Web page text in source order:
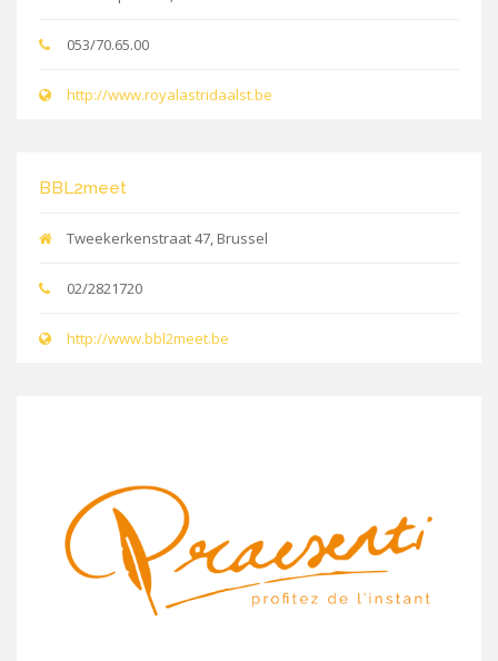
053/70.65.00
http://www.royalastridaalst.be
BBL2meet
Tweekerkenstraat 47, Brussel
02/2821720
http://www.bbl2meet.be